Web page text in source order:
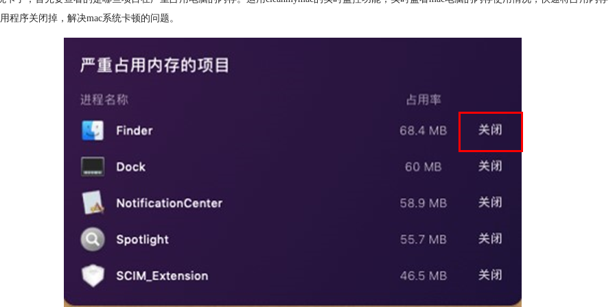
程序关闭掉，解决mac系统卡顿的问题。